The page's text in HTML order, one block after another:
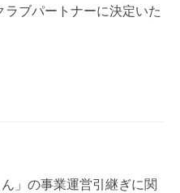
ブパートナーに決定いた
」の事業運営引継ぎに関